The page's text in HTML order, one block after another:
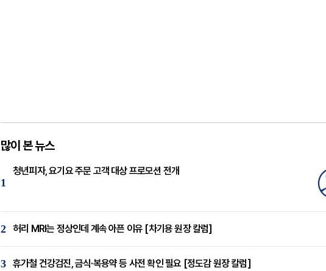
많이 본 뉴스
1
청년피자, 요기요 주문 고객 대상 프로모션 전개
2 허리 MRI는 정상인데 계속 아픈 이유 [차기용 원장 칼럼]
3 휴가철 건강검진, 금식·복용약 등 사전 확인 필요 [정도감 원장 칼럼]